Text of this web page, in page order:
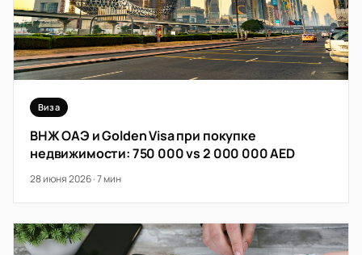
Виза
ВНЖ ОАЭ и Golden Visa при покупке
недвижимости: 750 000 vs 2 000 000 AED
28 июня 2026 · 7 мин